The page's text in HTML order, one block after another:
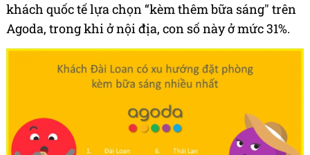
khách quốc tế lựa chọn “kèm thêm bữa sáng" trên
Agoda, trong khi ở nội địa, con số này ở mức 31%.